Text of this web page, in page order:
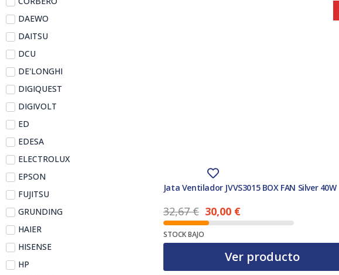
DAEWO
DAITSU
DCU
DE'LONGHI
DIGIQUEST
DIGIVOLT
ED
EDESA
ELECTROLUX
EPSON
FUJITSU
GRUNDING
HAIER
HISENSE
HP
Jata Ventilador JVVS3015 BOX FAN Silver 40W
32,67€
El precio original era: 32,67 €.
30,00 €
El precio actual es: 30,00 €.
STOCK BAJO
Ver producto